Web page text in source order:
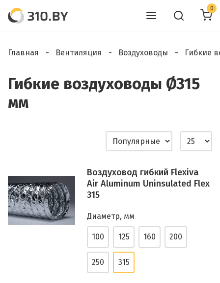
0
Главная Вентиляция Воздуховоды Гибкие
Гибкие воздуховоды Ø315
мм
Воздуховод гибкий Flexiva
Air Aluminum Uninsulated Flex
315
Диаметр, мм
100 125 160 200
250 315